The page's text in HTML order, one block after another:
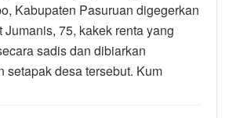
Kabupaten Pasuruan digegerkan
75, kakek renta yang
sadis dan dibiarkan
setapak desa tersebut. Kum